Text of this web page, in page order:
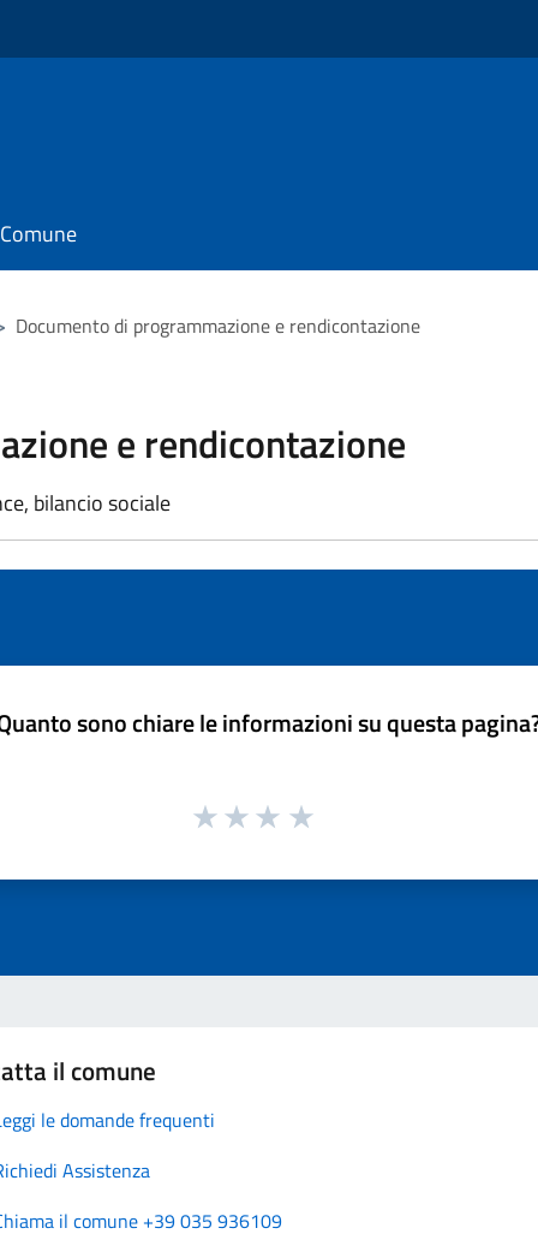
Documento di programmazione e rendicontazione
e rendicontazione
bilancio sociale
sono chiare le informazioni su questa
il comune
le domande frequenti
Assistenza
il comune +39 035 936109